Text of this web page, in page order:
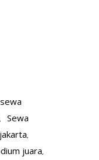
sewa
,
Sewa
,
juara,